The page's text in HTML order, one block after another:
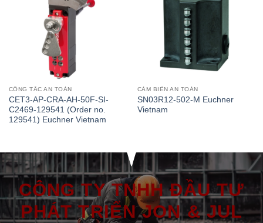
CÔNG TẮC AN TOÀN
CET3-AP-CRA-AH-50F-SI-
C2469-129541 (Order no.
129541) Euchner Vietnam
CẢM BIẾN AN TOÀN
SN03R12-502-M Euchner
Vietnam
CÔNG TY TNHH ĐẦU TƯ
PHÁT TRIỂN JON & JUL